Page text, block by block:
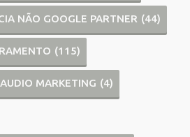
NÃO GOOGLE PARTNER (44)
(115)
AUDIO MARKETING (4)